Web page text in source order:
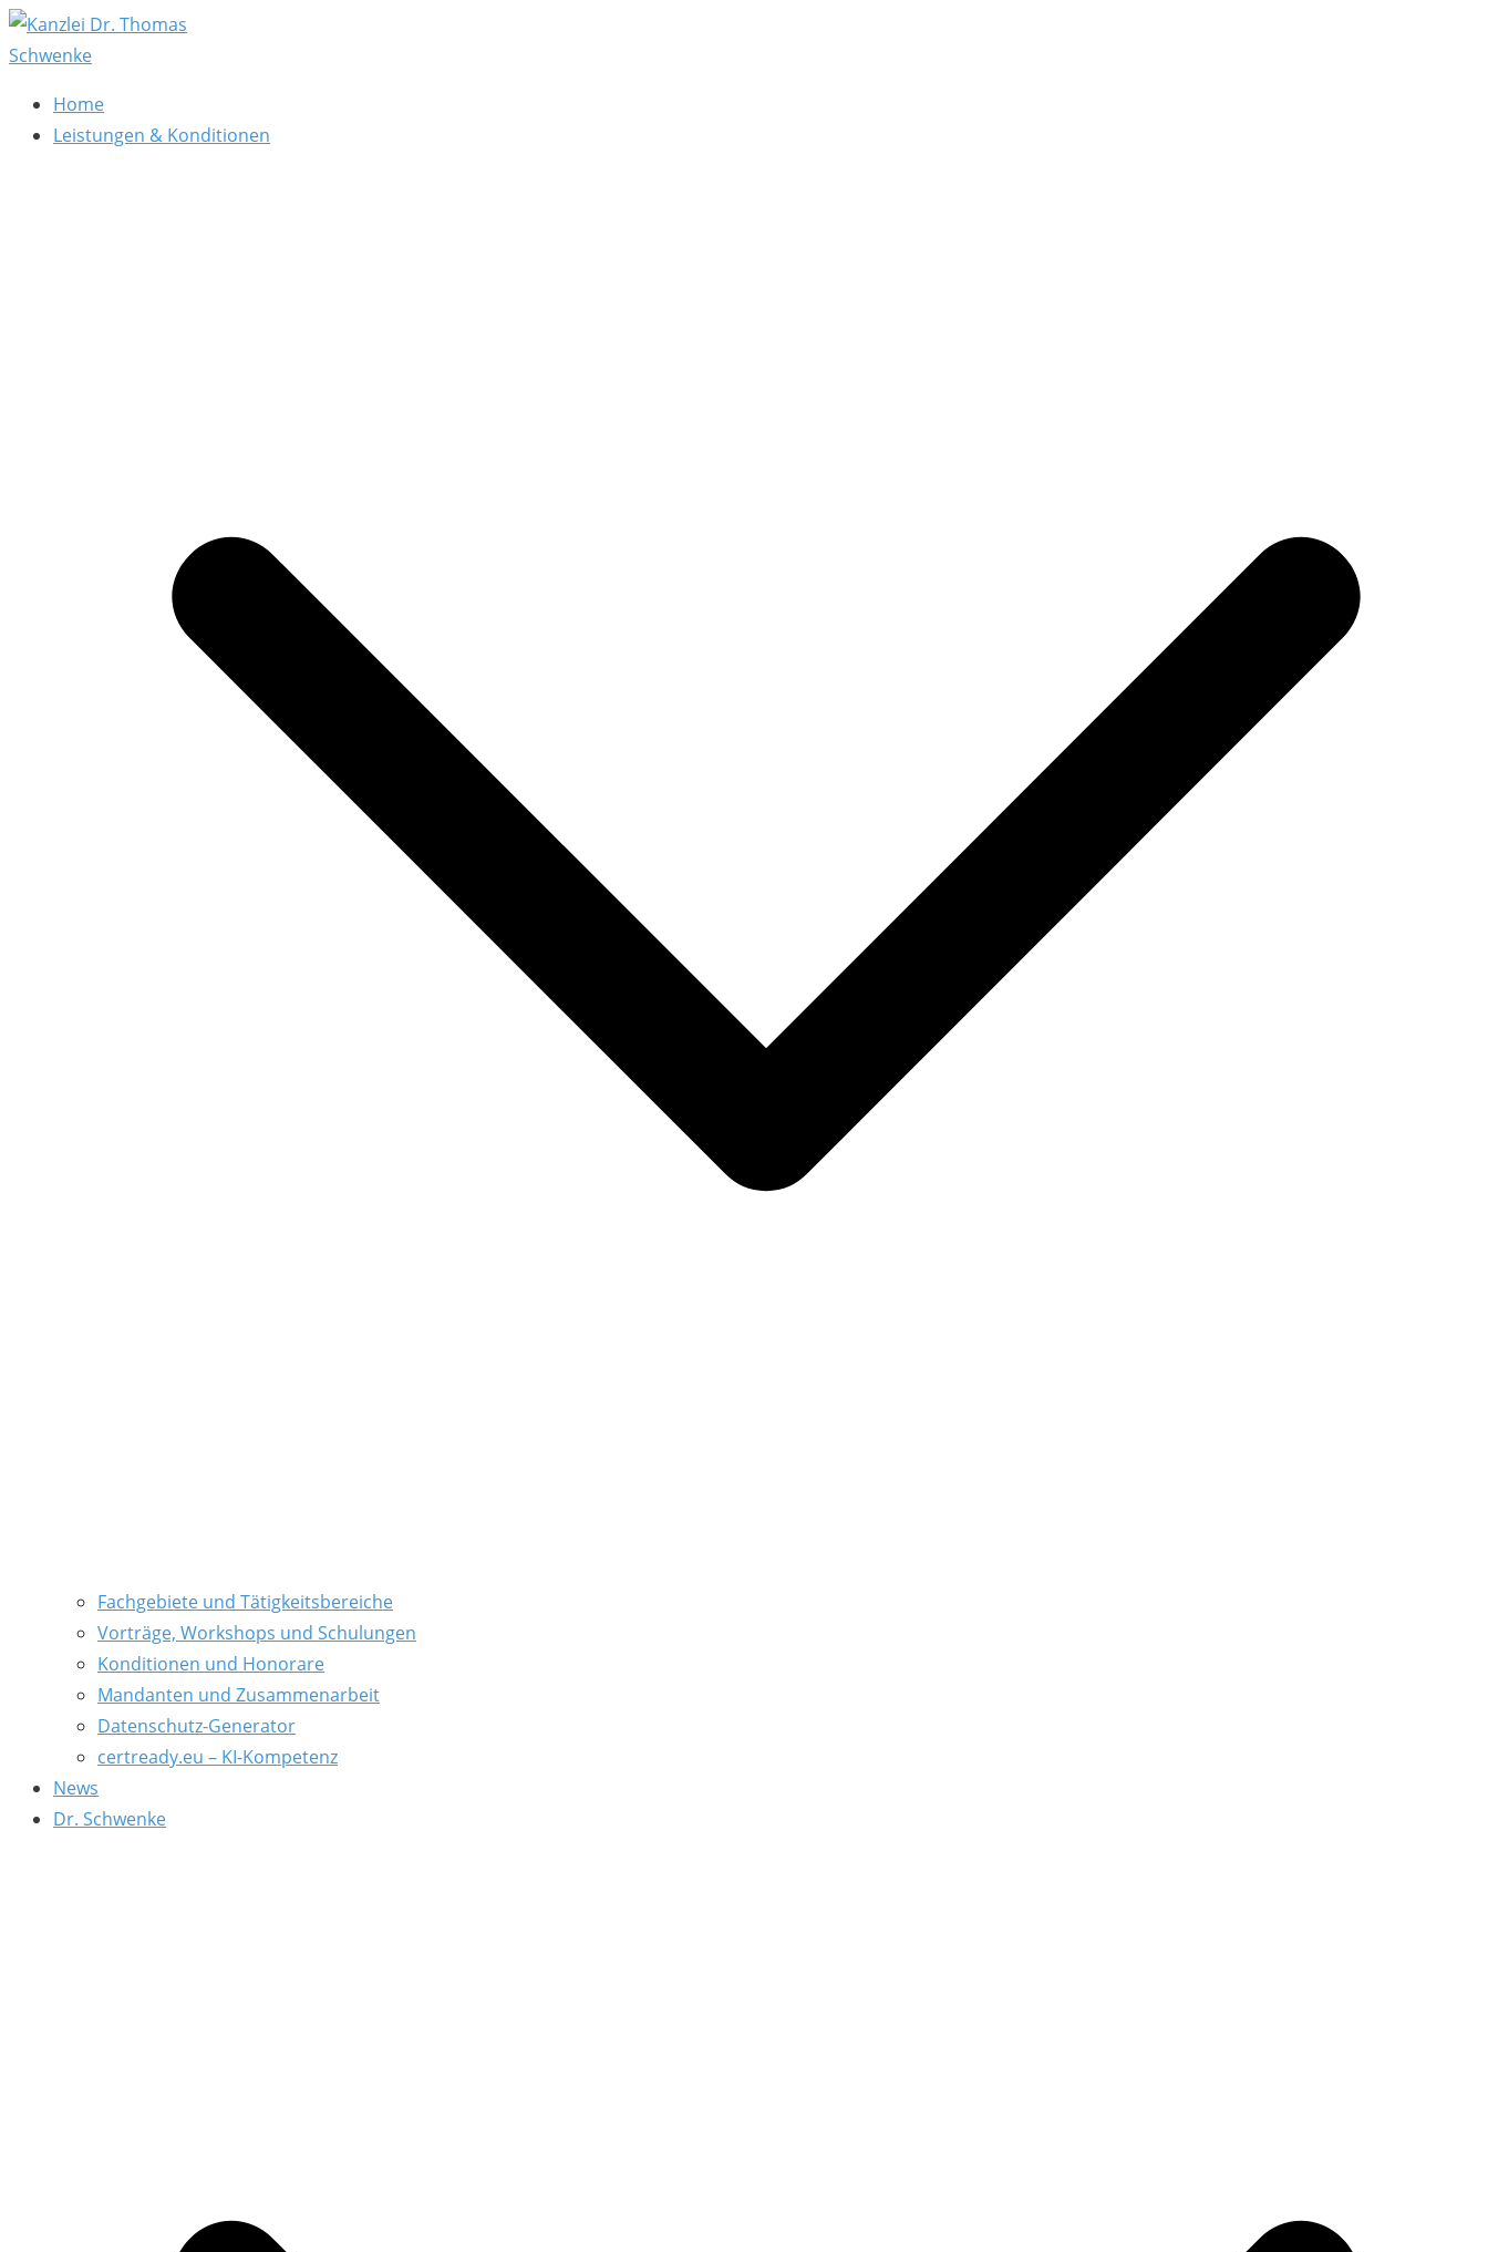
Zum
Inhalt
Kanzlei Dr. Thomas Schwenke
Rechtsberatung für Datenschutz, Social Media, Marketing, E-Commerce & AGB & Verträge
Home
Leistungen & Konditionen
Fachgebiete und Tätigkeitsbereiche
Vorträge, Workshops und Schulungen
Konditionen und Honorare
Mandanten und Zusammenarbeit
Datenschutz-Generator
certready.eu – KI-Kompetenz
News
Dr. Schwenke